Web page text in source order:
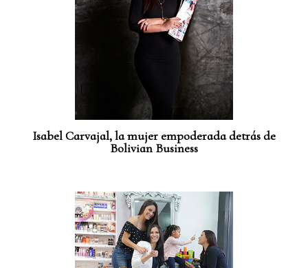
Isabel Carvajal, la mujer empoderada detrás de
Bolivian Business